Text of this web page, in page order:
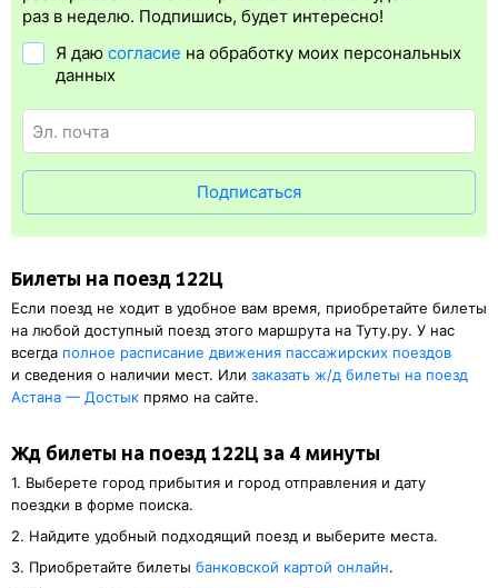
упрощает жизнь пассажиру. Её бонус в том, что не нужно ехать
регистрация доступна почти для всех заказов,исключение
составляют поезда
в электронном жд билете. А в случае отсутствия электронной
регистрации еще и распечатка посадочного купона.
раз в неделю. Подпишись, будет интересно!
Я даю согласие на обработку моих персональных
данных
Подписаться
Билеты на поезд 122Ц
Если поезд не ходит в удобное вам время, приобретайте билеты
на любой доступный поезд этого маршрута на Туту.ру. У нас
всегда полное расписание движения пассажирских поездов
и сведения о наличии мест. Или заказать ж/д билеты на поезд
Астана — Достык прямо на сайте.
Жд билеты на поезд 122Ц за 4 минуты
1. Выберете город прибытия и город отправления и дату
поездки в форме поиска.
2. Найдите удобный подходящий поезд и выберите места.
3. Приобретайте билеты банковской картой онлайн.